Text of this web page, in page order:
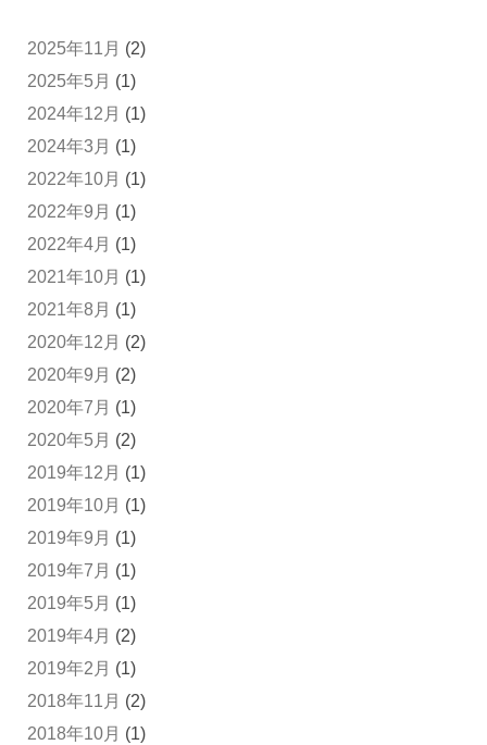
2025年11月 (2)
2025年5月 (1)
2024年12月 (1)
2024年3月 (1)
2022年10月 (1)
2022年9月 (1)
2022年4月 (1)
2021年10月 (1)
2021年8月 (1)
2020年12月 (2)
2020年9月 (2)
2020年7月 (1)
2020年5月 (2)
2019年12月 (1)
2019年10月 (1)
2019年9月 (1)
2019年7月 (1)
2019年5月 (1)
2019年4月 (2)
2019年2月 (1)
2018年11月 (2)
2018年10月 (1)